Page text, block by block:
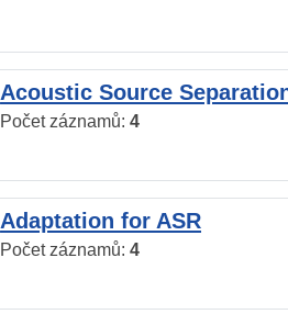
Acoustic Source
Počet záznamů: 4
Adaptation for ASR
Počet záznamů: 4